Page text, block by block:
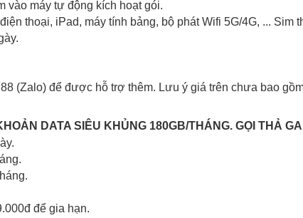
vào máy tự động kích hoạt gói.
thoại, iPad, máy tính bảng, bộ phát Wifi 5G/4G, ... Sim
(Zalo) để được hỗ trợ thêm. Lưu ý giá trên chưa bao
DATA SIÊU KHỦNG 180GB/THÁNG. GỌI THẢ
để gia hạn.